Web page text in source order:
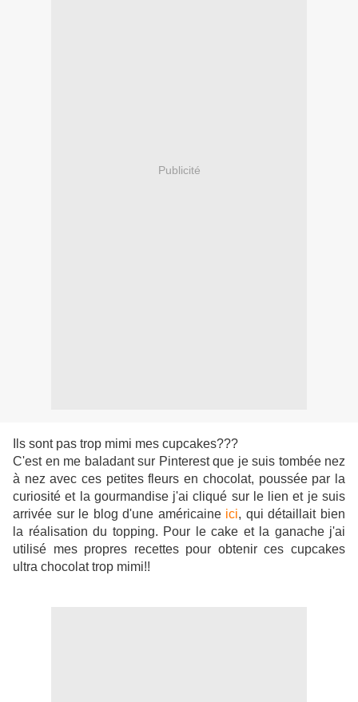
Publicité
Ils sont pas trop mimi mes cupcakes???
C'est en me baladant sur Pinterest que je suis tombée nez
à nez avec ces petites fleurs en chocolat, poussée par la
curiosité et la gourmandise j'ai cliqué sur le lien et je suis
arrivée sur le blog d'une américaine ici, qui détaillait bien
la réalisation du topping. Pour le cake et la ganache j'ai
utilisé mes propres recettes pour obtenir ces cupcakes
ultra chocolat trop mimi!!